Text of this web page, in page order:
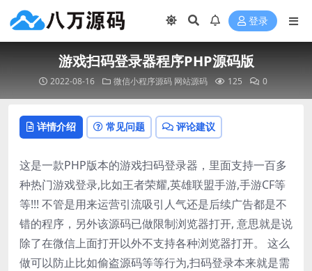
登录
游戏扫码登录器程序PHP源码版
2022-08-16 微信小程序源码 网站源码 125 0
详情介绍 常见问题 评论建议
这是一款PHP版本的游戏扫码登录器，里面支持一百多
种热门游戏登录,比如王者荣耀,英雄联盟手游,手游CF等
等!!! 不管是用来运营引流吸引人气还是后续广告都是不
错的程序，另外该源码已做限制浏览器打开, 意思就是说
除了在微信上面打开以外不支持各种浏览器打开。 这么
做可以防止比如偷盗源码等等行为,扫码登录本来就是需